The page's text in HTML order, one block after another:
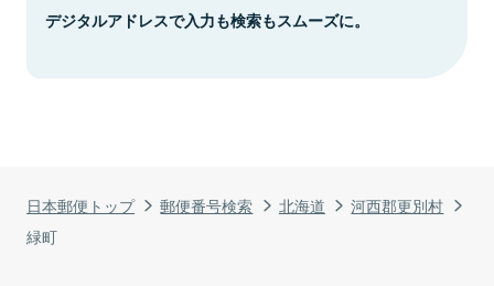
日本郵便トップ 郵便番号検索 北海道
河西郡更別村
緑町
デジタルアドレスで入力も検索もスムーズに。